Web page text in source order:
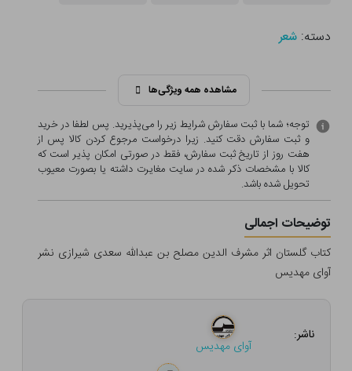
دسته:شعر
مشاهده همه ویژگی‌ها
توجه؛ شما با ثبت سفارش شرایط زیر را می‌پذیرید. پس لطفا در خرید
و ثبت سفارش دقت کنید. زیرا درخواست مرجوع کردن کالا پس از
هفت روز از تاریخ ثبت سفارش، فقط در صورتی امکان پذیر است که
کالا با مشخصات ذکر شده در سایت مغایرت داشته یا بصورت معيوب
تحویل شده باشد.
توضیحات اجمالی
کتاب گلستان اثر مشرف الدین مصلح بن عبدالله سعدی شیرازی نشر
آوای مهدیس
ناشر:
آوای مهدیس